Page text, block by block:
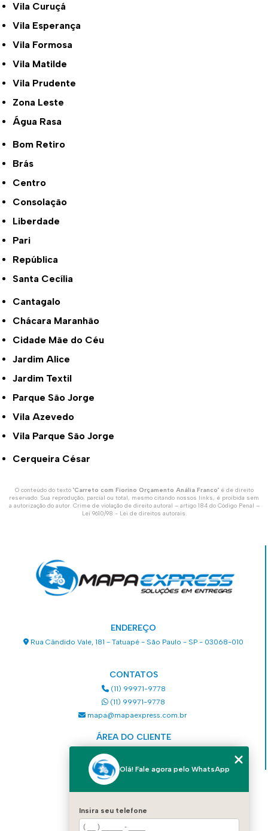
Vila Curuçá
Vila Esperança
Vila Formosa
Vila Matilde
Vila Prudente
Zona Leste
Água Rasa
Bom Retiro
Brás
Centro
Consolação
Liberdade
Pari
República
Santa Cecília
Cantagalo
Chácara Maranhão
Cidade Mãe do Céu
Jardim Alice
Jardim Textil
Parque São Jorge
Vila Azevedo
Vila Parque São Jorge
Cerqueira César
O conteúdo do texto "Carreto com Fiorino Orçamento Anália Franco" é de direito
reservado. Sua reprodução, parcial ou total, mesmo citando nossos links, é proibida sem
a autorização do autor. Crime de violação de direito autoral – artigo 184 do Código Penal –
Lei 9610/98 - Lei de direitos autorais.
ENDEREÇO
Rua Cândido Vale, 181 - Tatuapé - São Paulo - SP - 03068-010
CONTATOS
(11) 99971-9778
(11) 99971-9778
mapa@mapaexpress.com.br
ÁREA DO CLIENTE
QUEM SOMOS
Olá! Fale agora pelo WhatsApp
Insira seu telefone